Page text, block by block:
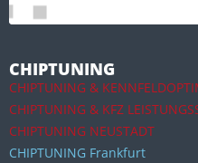
CHIPTUNING
CHIPTUNING &
CHIPTUNING & KFZ
CHIPTUNING NEUSTADT
CHIPTUNING Frankfurt